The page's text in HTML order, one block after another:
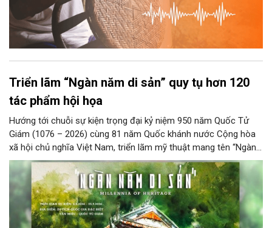
Triển lãm “Ngàn năm di sản” quy tụ hơn 120
tác phẩm hội họa
Hướng tới chuỗi sự kiện trọng đại kỷ niệm 950 năm Quốc Tử
Giám (1076 – 2026) cùng 81 năm Quốc khánh nước Cộng hòa
xã hội chủ nghĩa Việt Nam, triển lãm mỹ thuật mang tên “Ngàn
năm di sản” sẽ chính thức khai mạc vào ngày 8/8 tại Nhà Thái
Học, Di tích Quốc gia đặc biệt Văn Miếu – Quốc Tử Giám. Sự
kiện kéo dài đến ngày 25/9/2026 hứa hẹn trở thành điểm đến
văn hóa đầy sức hút, góp phần làm phong phú đời sống nghệ
thuật của Thủ đô trong mùa thu này.